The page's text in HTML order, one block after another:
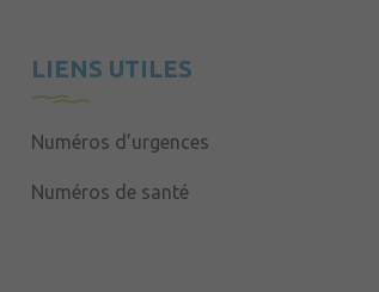
LIENS UTILES
Numéros d’urgences
Numéros de santé